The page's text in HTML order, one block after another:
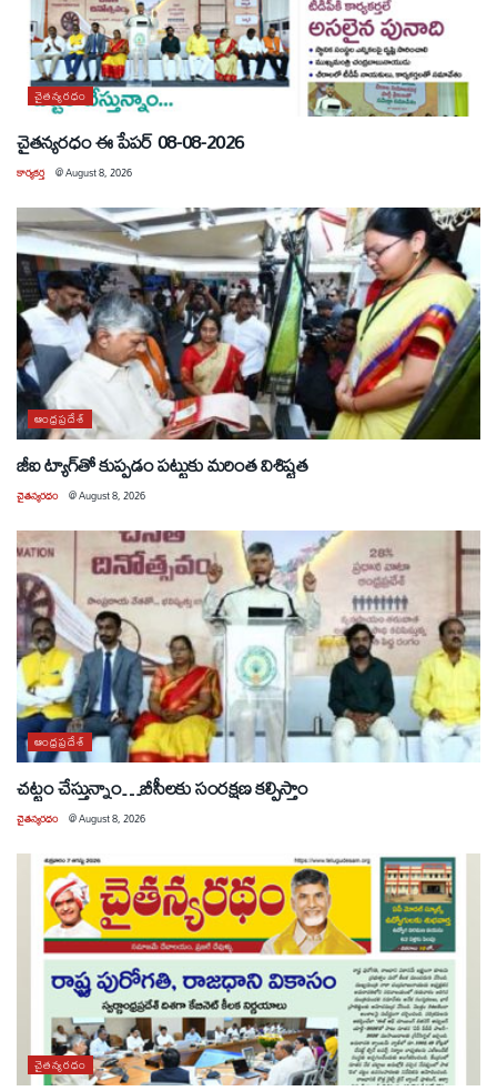
చైతన్యరధం
చైతన్యరధం ఈ పేపర్ 08-08-2026
కార్యకర్త @August 8, 2026
ఆంధ్రప్రదేశ్
జీఐ ట్యాగ్‌తో కుప్పడం పట్టుకు మరింత విశిష్టత
చైతన్యరధం @August 8, 2026
ఆంధ్రప్రదేశ్
చట్టం చేస్తున్నాం…బీసీలకు సంరక్షణ కల్పిస్తాం
చైతన్యరధం @August 8, 2026
చైతన్యరధం